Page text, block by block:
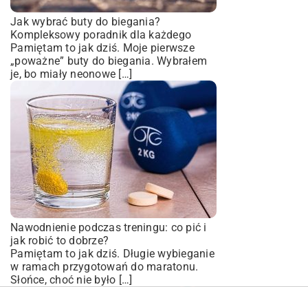
Jak wybrać buty do biegania?
Kompleksowy poradnik dla każdego
Pamiętam to jak dziś. Moje pierwsze
„poważne” buty do biegania. Wybrałem
je, bo miały neonowe […]
Nawodnienie podczas treningu: co pić i
jak robić to dobrze?
Pamiętam to jak dziś. Długie wybieganie
w ramach przygotowań do maratonu.
Słońce, choć nie było […]